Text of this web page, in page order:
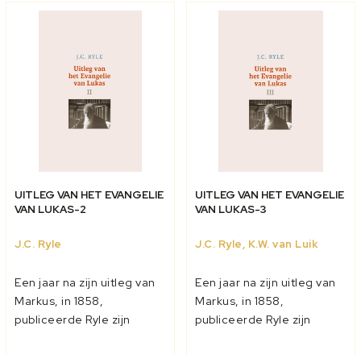
Hebreeën kan ons
Deze dienden 1. om li...
UITLEG VAN HET EVANGELIE
VAN LUKAS-2
J.C. Ryle
Een jaar na zijn uitleg van
Markus, in 1858,
publiceerde Ryle zijn
UITLEG VAN HET EVANGELIE
VAN LUKAS-3
J.C. Ryle, K.W. van Luik
Een jaar na zijn uitleg van
Markus, in 1858,
publiceerde Ryle zijn